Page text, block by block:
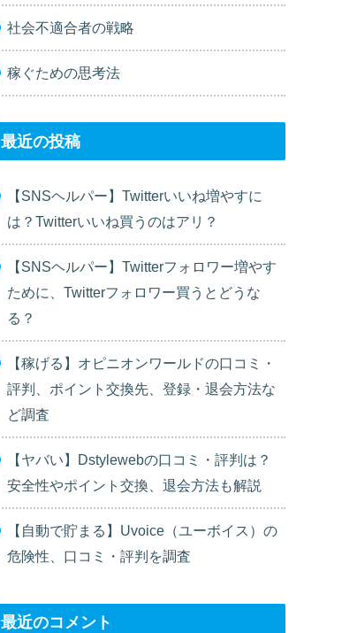
社会不適合者の戦略
稼ぐための思考法
最近の投稿
【SNSヘルパー】Twitterいいね増やすに
は？Twitterいいね買うのはアリ？
【SNSヘルパー】Twitterフォロワー増やす
ために、Twitterフォロワー買うとどうな
る？
【稼げる】オピニオンワールドの口コミ・
評判、ポイント交換先、登録・退会方法な
ど調査
【ヤバい】Dstylewebの口コミ・評判は？
安全性やポイント交換、退会方法も解説
【自動で貯まる】Uvoice（ユーボイス）の
危険性、口コミ・評判を調査
最近のコメント